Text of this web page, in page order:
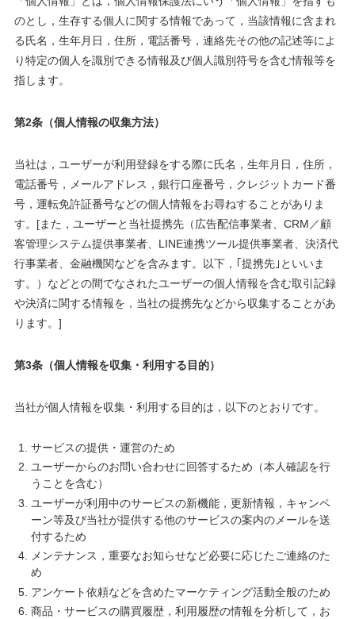
のとし，生存する個人に関する情報であって，当該情報に含まれ
る氏名，生年月日，住所，電話番号，連絡先その他の記述等によ
り特定の個人を識別できる情報及び個人識別符号を含む情報等を
指します。
第2条（個人情報の収集方法）
当社は，ユーザーが利用登録をする際に氏名，生年月日，住所，
電話番号，メールアドレス，銀行口座番号，クレジットカード番
号，運転免許証番号などの個人情報をお尋ねすることがありま
す。[また，ユーザーと当社提携先（広告配信事業者、CRM／顧
客管理システム提供事業者、LINE連携ツール提供事業者、決済代
行事業者、金融機関などを含みます。以下，｢提携先｣といいま
す。）などとの間でなされたユーザーの個人情報を含む取引記録
や決済に関する情報を，当社の提携先などから収集することがあ
ります。]
第3条（個人情報を収集・利用する目的）
当社が個人情報を収集・利用する目的は，以下のとおりです。
サービスの提供・運営のため
ユーザーからのお問い合わせに回答するため（本人確認を行
うことを含む）
ユーザーが利用中のサービスの新機能，更新情報，キャンペ
ーン等及び当社が提供する他のサービスの案内のメールを送
付するため
メンテナンス，重要なお知らせなど必要に応じたご連絡のた
め
アンケート依頼などを含めたマーケティング活動全般のため
商品・サービスの購買履歴，利用履歴の情報を分析して，お